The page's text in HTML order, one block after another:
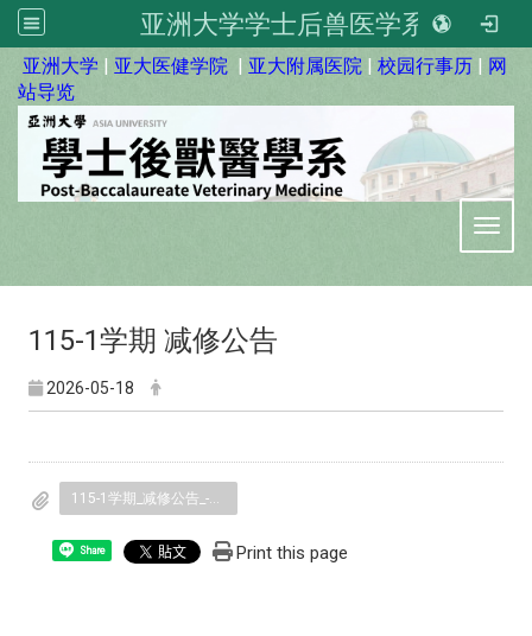
亚洲大学学士后兽医学系
亚洲大学 | 亚大医健学院 | 亚大附属医院 | 校园行事历 | 网
站导览
115-1学期 减修公告
2026-05-18
115-1学期_减修公告_-预选.pdf
Share Print this page